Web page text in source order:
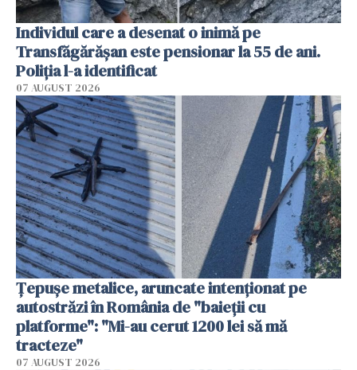
Individul care a desenat o inimă pe
Transfăgărășan este pensionar la 55 de ani.
Poliția l-a identificat
07 AUGUST 2026
Țepușe metalice, aruncate intenționat pe
autostrăzi în România de "baieții cu
platforme": "Mi-au cerut 1200 lei să mă
tracteze"
07 AUGUST 2026